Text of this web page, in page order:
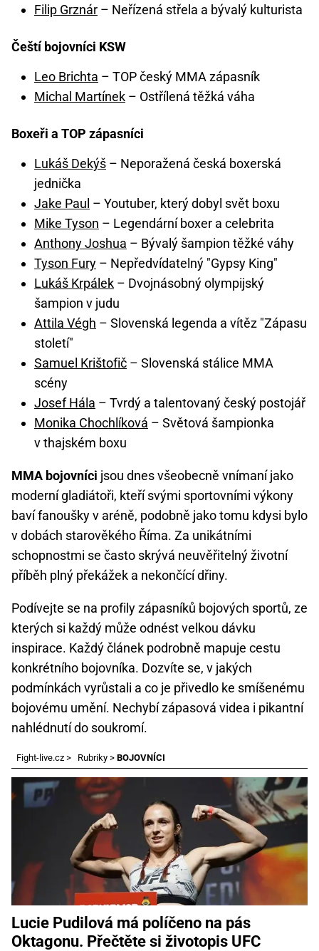
Filip Grznár – Neřízená střela a bývalý kulturista
Čeští bojovníci KSW
Leo Brichta – TOP český MMA zápasník
Michal Martínek – Ostřílená těžká váha
Boxeři a TOP zápasníci
Lukáš Dekýš – Neporažená česká boxerská
jednička
Jake Paul – Youtuber, který dobyl svět boxu
Mike Tyson – Legendární boxer a celebrita
Anthony Joshua – Bývalý šampion těžké váhy
Tyson Fury – Nepředvídatelný "Gypsy King"
Lukáš Krpálek – Dvojnásobný olympijský
šampion v judu
Attila Végh – Slovenská legenda a vítěz "Zápasu
století"
Samuel Krištofič – Slovenská stálice MMA
scény
Josef Hála – Tvrdý a talentovaný český postojář
Monika Chochlíková – Světová šampionka
v thajském boxu
MMA bojovníci jsou dnes všeobecně vnímaní jako
moderní gladiátoři, kteří svými sportovními výkony
baví fanoušky v aréně, podobně jako tomu kdysi bylo
v dobách starověkého Říma. Za unikátními
schopnostmi se často skrývá neuvěřitelný životní
příběh plný překážek a nekončící dřiny.
Podívejte se na profily zápasníků bojových sportů, ze
kterých si každý může odnést velkou dávku
inspirace. Každý článek podrobně mapuje cestu
konkrétního bojovníka. Dozvíte se, v jakých
podmínkách vyrůstali a co je přivedlo ke smíšenému
bojovému umění. Nechybí zápasová videa i pikantní
nahlédnutí do soukromí.
Fight-live.cz > Rubriky > BOJOVNÍCI
Lucie Pudilová má políčeno na pás
Oktagonu. Přečtěte si životopis UFC